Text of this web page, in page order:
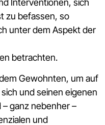
zu befassen, so
unter dem Aspekt der
betrachten.
Gewohnten, um auf
und seinen eigenen
ganz nebenher –
und